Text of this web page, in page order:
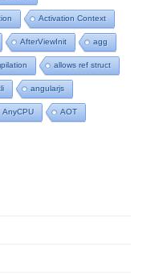
Activation Context
AfterViewInit agg
allows ref struct
angularjs
AnyCPU AOT